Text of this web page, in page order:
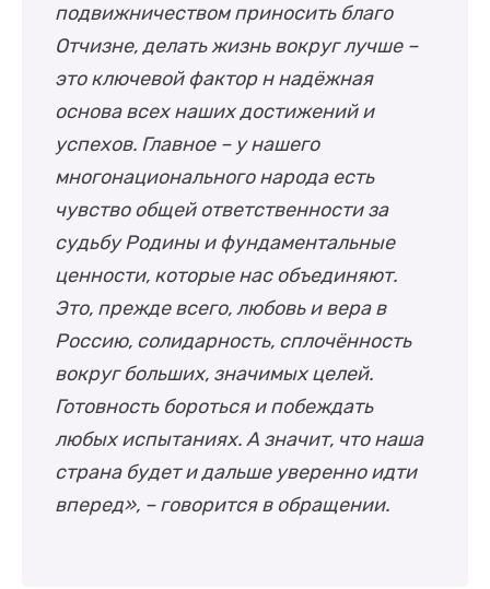
подвижничеством приносить благо
Отчизне, делать жизнь вокруг лучше –
это ключевой фактор н надёжная
основа всех наших достижений и
успехов. Главное – у нашего
многонационального народа есть
чувство общей ответственности за
судьбу Родины и фундаментальные
ценности, которые нас объединяют.
Это, прежде всего, любовь и вера в
Россию, солидарность, сплочённость
вокруг больших, значимых целей.
Готовность бороться и побеждать
любых испытаниях. А значит, что наша
страна будет и дальше уверенно идти
вперед», – говорится в обращении.